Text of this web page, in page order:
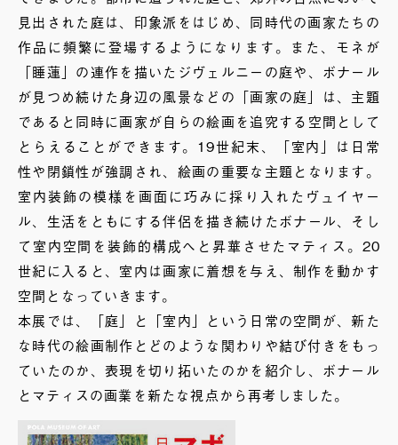
見出された庭は、印象派をはじめ、同時代の画家たちの
作品に頻繁に登場するようになります。また、モネが
「睡蓮」の連作を描いたジヴェルニーの庭や、ボナール
が見つめ続けた身辺の風景などの「画家の庭」は、主題
であると同時に画家が自らの絵画を追究する空間として
とらえることができます。19世紀末、「室内」は日常
性や閉鎖性が強調され、絵画の重要な主題となります。
室内装飾の模様を画面に巧みに採り入れたヴュイヤー
ル、生活をともにする伴侶を描き続けたボナール、そし
て室内空間を装飾的構成へと昇華させたマティス。20
世紀に入ると、室内は画家に着想を与え、制作を動かす
空間となっていきます。
本展では、「庭」と「室内」という日常の空間が、新た
な時代の絵画制作とどのような関わりや結び付きをもっ
ていたのか、表現を切り拓いたのかを紹介し、ボナール
とマティスの画業を新たな視点から再考しました。